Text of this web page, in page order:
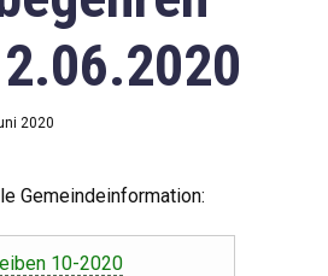
2020
Gemeindeinformation:
10-2020